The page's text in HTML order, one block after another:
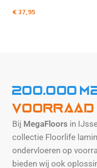
€37,95
200.000
voorraad
Bij MegaFloors in
collectie Floorlife
ondervloeren op
bieden wij ook